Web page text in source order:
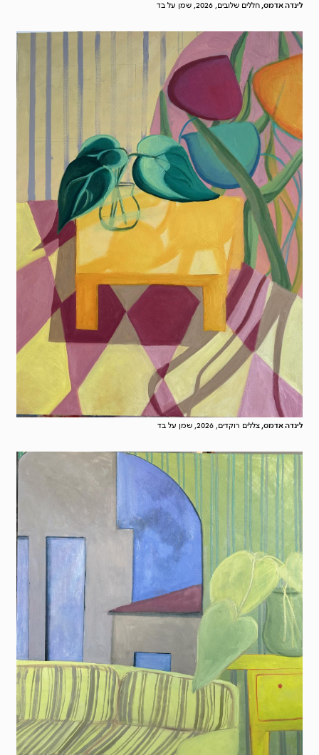
לינדה אדמס, חללים שלובים, 2026, שמן על בד
לינדה אדמס, צללים רוקדים, 2026, שמן על בד